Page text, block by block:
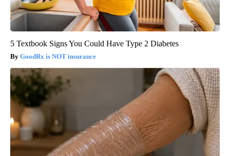
5 Textbook Signs You Could Have Type 2 Diabetes
GoodRx is NOT insurance